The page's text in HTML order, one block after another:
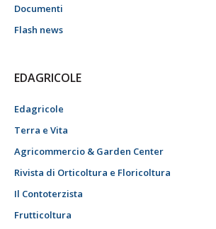
Documenti
Flash news
EDAGRICOLE
Edagricole
Terra e Vita
Agricommercio & Garden Center
Rivista di Orticoltura e Floricoltura
Il Contoterzista
Frutticoltura